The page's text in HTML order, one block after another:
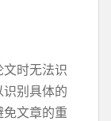
时无法识
别具体的
文章的重